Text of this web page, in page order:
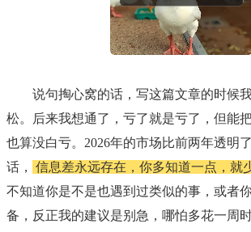
说句掏心窝的话，写这篇文章的时候
松。后来我想通了，亏了就是亏了，但能
也算没白亏。2026年的市场比前两年透明
话，
信息差永远存在，你多知道一点，就
不知道你是不是也遇到过类似的事，或者
备，反正我的建议是别急，哪怕多花一周